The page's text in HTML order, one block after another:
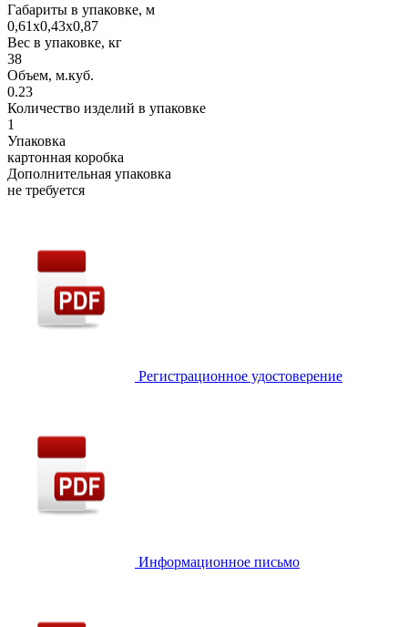
Габариты в упаковке, м
0,61х0,43х0,87
Вес в упаковке, кг
38
Объем, м.куб.
0.23
Количество изделий в упаковке
1
Упаковка
картонная коробка
Дополнительная упаковка
не требуется
Регистрационное удостоверение
Информационное письмо